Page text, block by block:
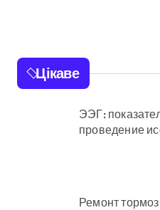
Цікаве
ЭЭГ:
проведение
Ремонт